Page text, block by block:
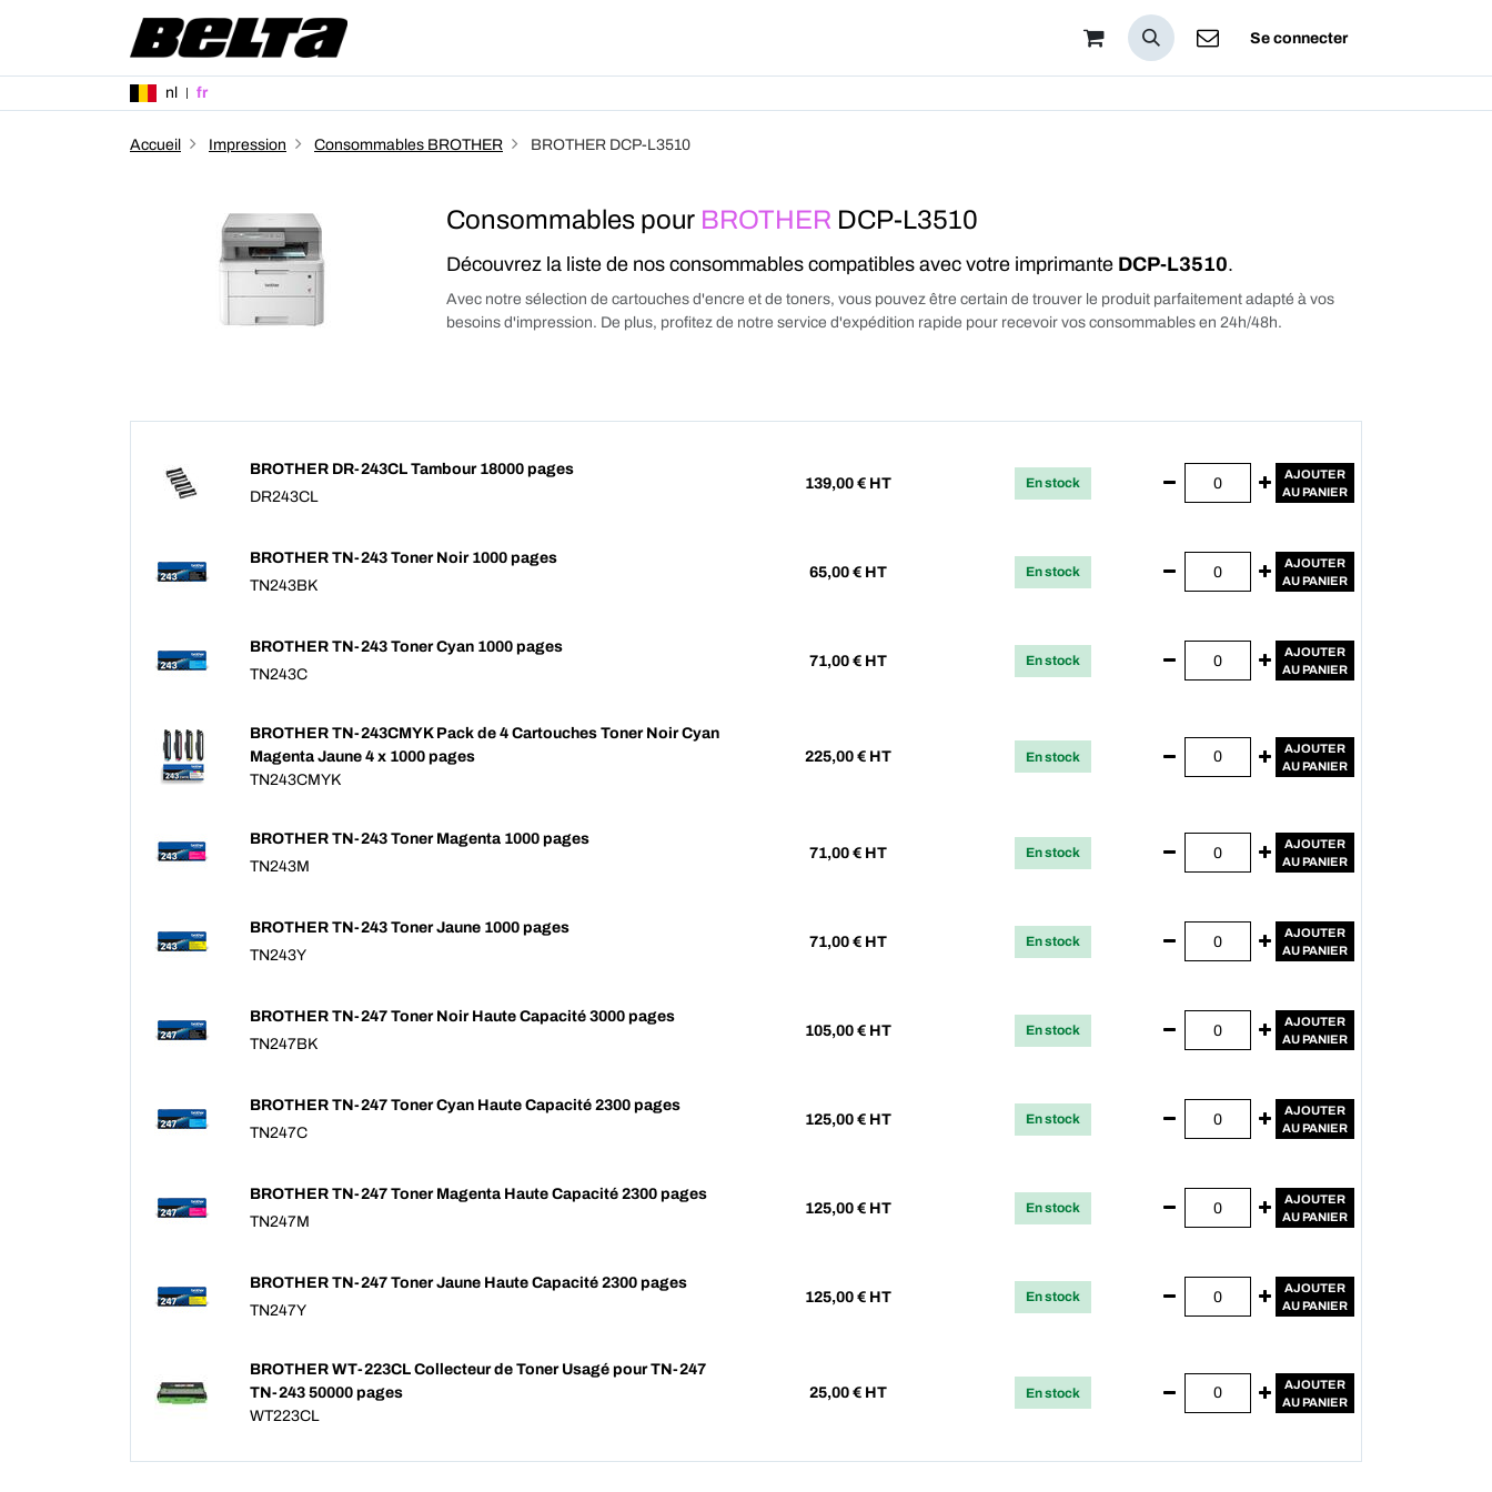
Se connecter
nl fr
Accueil Impression Consommables BROTHER BROTHER DCP-L3510
Consommables pour BROTHER DCP-L3510
Découvrez la liste de nos consommables compatibles avec votre imprimante DCP-L3510.
Avec notre sélection de cartouches d'encre et de toners, vous pouvez être certain de trouver le produit parfaitement adapté à vos
besoins d'impression. De plus, profitez de notre service d'expédition rapide pour recevoir vos consommables en 24h/48h.
BROTHER DR-243CL Tambour 18000 pages
DR243CL
139,00 € HT En stock
AJOUTER
AU PANIER
BROTHER TN-243 Toner Noir 1000 pages
TN243BK
65,00 € HT En stock
AJOUTER
AU PANIER
BROTHER TN-243 Toner Cyan 1000 pages
TN243C
71,00 € HT En stock
AJOUTER
AU PANIER
BROTHER TN-243CMYK Pack de 4 Cartouches Toner Noir Cyan
Magenta Jaune 4 x 1000 pages
TN243CMYK
225,00 € HT En stock
AJOUTER
AU PANIER
BROTHER TN-243 Toner Magenta 1000 pages
TN243M
71,00 € HT En stock
AJOUTER
AU PANIER
BROTHER TN-243 Toner Jaune 1000 pages
TN243Y
71,00 € HT En stock
AJOUTER
AU PANIER
BROTHER TN-247 Toner Noir Haute Capacité 3000 pages
TN247BK
105,00 € HT En stock
AJOUTER
AU PANIER
BROTHER TN-247 Toner Cyan Haute Capacité 2300 pages
TN247C
125,00 € HT En stock
AJOUTER
AU PANIER
BROTHER TN-247 Toner Magenta Haute Capacité 2300 pages
TN247M
125,00 € HT En stock
AJOUTER
AU PANIER
BROTHER TN-247 Toner Jaune Haute Capacité 2300 pages
TN247Y
125,00 € HT En stock
AJOUTER
AU PANIER
BROTHER WT-223CL Collecteur de Toner Usagé pour TN-247
TN-243 50000 pages
WT223CL
25,00 € HT En stock
AJOUTER
AU PANIER